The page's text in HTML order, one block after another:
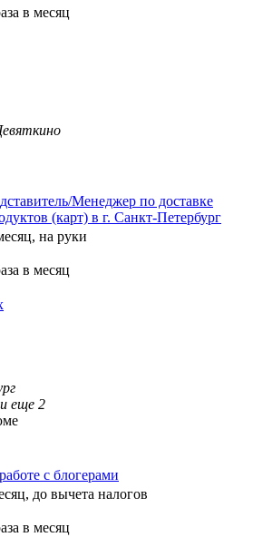
в месяц
Менеджер по доставке
(карт) в г. Санкт-Петербург
на руки
в месяц
и еще 2
с блогерами
до вычета налогов
в месяц